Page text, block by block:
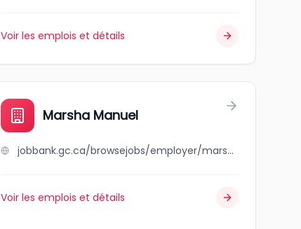
Voir les emplois et détails
Marsha Manuel
jobbank.gc.ca/browsejobs/employer/marsha+manuel/ca
Voir les emplois et détails